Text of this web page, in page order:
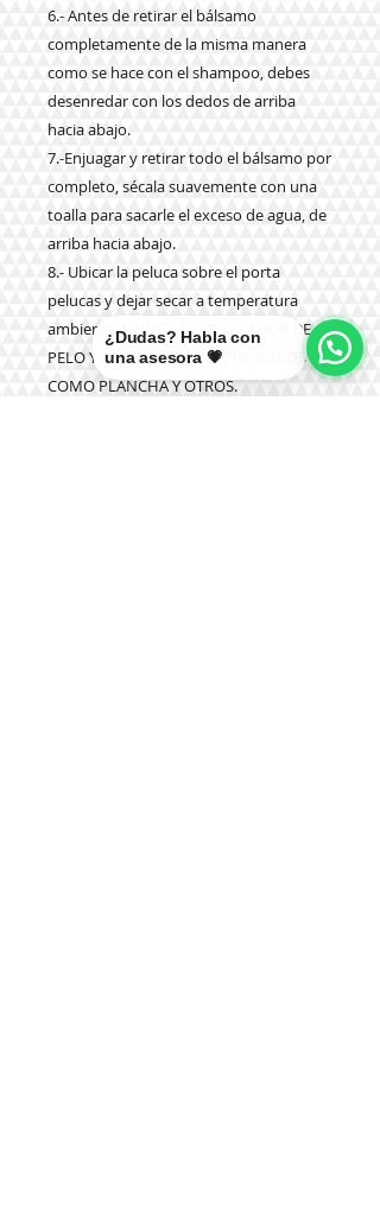
6.- Antes de retirar el bálsamo
completamente de la misma manera
como se hace con el shampoo, debes
desenredar con los dedos de arriba
hacia abajo.
7.-Enjuagar y retirar todo el bálsamo por
completo, sécala suavemente con una
toalla para sacarle el exceso de agua, de
arriba hacia abajo.
8.- Ubicar la peluca sobre el porta
pelucas y dejar secar a temperatura
ambiente. NUNCA USAR SECADOR DE
PELO Y ARTEFACTOS ELECTRÓNICOS
COMO PLANCHA Y OTROS.
¿Dudas? Habla con
una asesora 💗